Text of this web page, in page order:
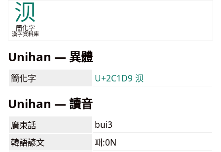
𬇙
簡化字
漢字資料庫
Unihan — 異體
簡化字 U+2C1D9 𬇙
Unihan — 讀音
廣東話
bui3
韓語諺文
패:0N